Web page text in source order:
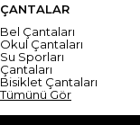
ÇANTALAR
Bel Çantaları
Okul Çantaları
Su Sporları
Çantaları
Bisiklet Çantaları
Tümünü Gör